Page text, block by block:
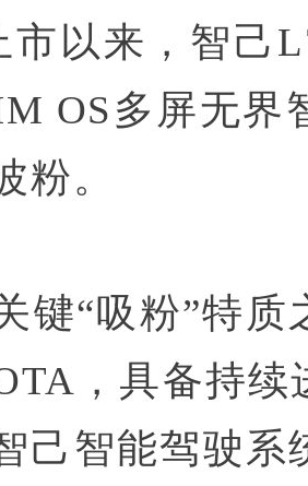
市以来，智己
OS多屏无界
粉。
键“吸粉”特
，具备持
己智能驾驶系